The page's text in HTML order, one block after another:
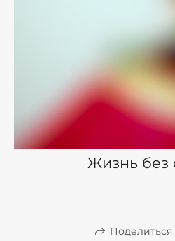
Жизнь без